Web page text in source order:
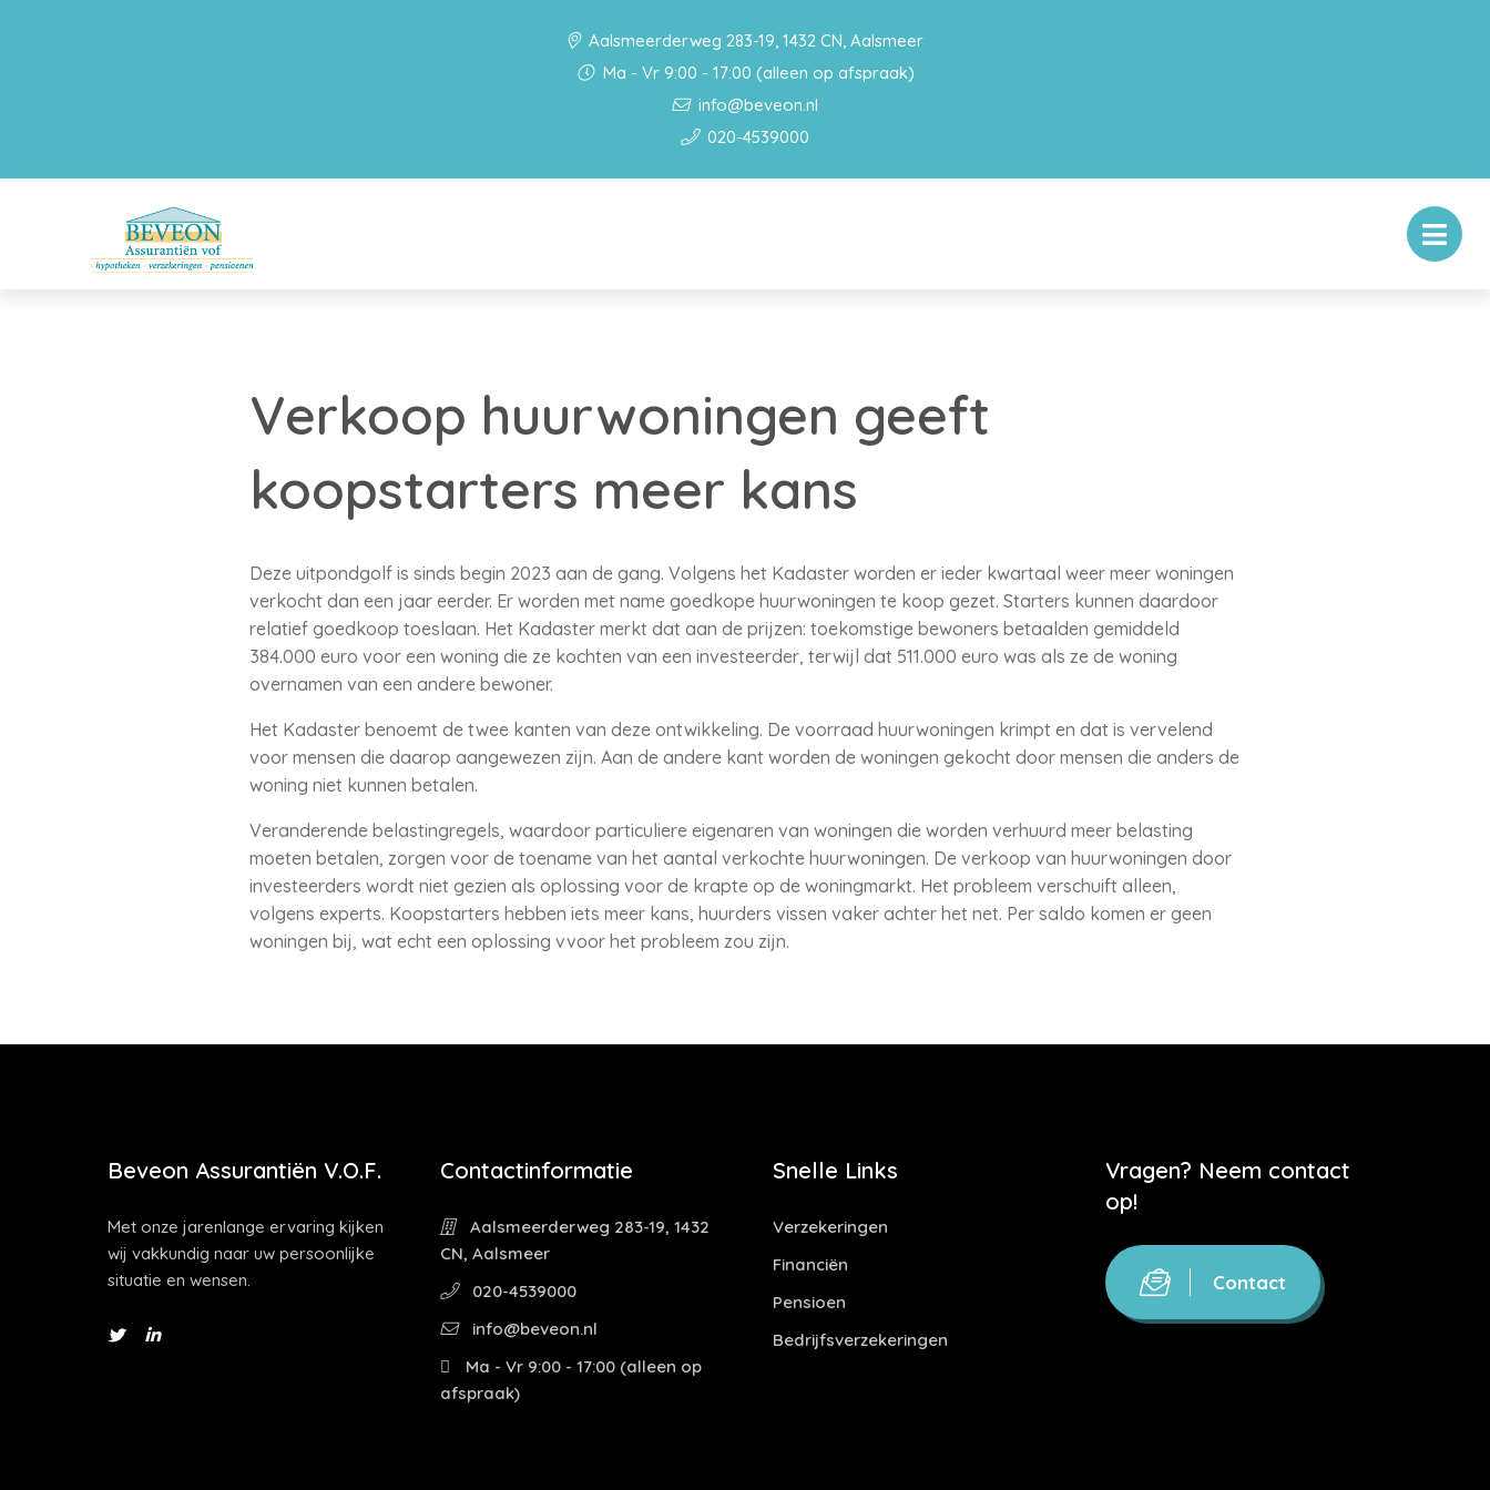
Aalsmeerderweg 283-19, 1432 CN, Aalsmeer
Ma - Vr 9:00 - 17:00 (alleen op afspraak)
info@beveon.nl
020-4539000
Verkoop huurwoningen geeft
koopstarters meer kans
Deze uitpondgolf is sinds begin 2023 aan de gang. Volgens het Kadaster worden er ieder kwartaal weer meer woningen
verkocht dan een jaar eerder. Er worden met name goedkope huurwoningen te koop gezet. Starters kunnen daardoor
relatief goedkoop toeslaan. Het Kadaster merkt dat aan de prijzen: toekomstige bewoners betaalden gemiddeld
384.000 euro voor een woning die ze kochten van een investeerder, terwijl dat 511.000 euro was als ze de woning
overnamen van een andere bewoner.
Het Kadaster benoemt de twee kanten van deze ontwikkeling. De voorraad huurwoningen krimpt en dat is vervelend
voor mensen die daarop aangewezen zijn. Aan de andere kant worden de woningen gekocht door mensen die anders de
woning niet kunnen betalen.
Veranderende belastingregels, waardoor particuliere eigenaren van woningen die worden verhuurd meer belasting
moeten betalen, zorgen voor de toename van het aantal verkochte huurwoningen. De verkoop van huurwoningen door
investeerders wordt niet gezien als oplossing voor de krapte op de woningmarkt. Het probleem verschuift alleen,
volgens experts. Koopstarters hebben iets meer kans, huurders vissen vaker achter het net. Per saldo komen er geen
woningen bij, wat echt een oplossing vvoor het probleem zou zijn.
Beveon Assurantiën V.O.F.
Met onze jarenlange ervaring kijken
wij vakkundig naar uw persoonlijke
situatie en wensen.
Contactinformatie
Aalsmeerderweg 283-19, 1432
CN, Aalsmeer
020-4539000
info@beveon.nl
Ma - Vr 9:00 - 17:00 (alleen op
afspraak)
Snelle Links
Verzekeringen
Financiën
Pensioen
Bedrijfsverzekeringen
Vragen? Neem contact
op!
Contact